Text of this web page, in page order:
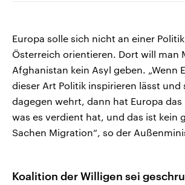
Europa solle sich nicht an einer
Österreich orientieren. Dort will man
Afghanistan kein Asyl geben. „Wenn
dieser Art Politik inspirieren lässt und
dagegen wehrt, dann hat Europa das
was es verdient hat, und das ist kein
Sachen Migration“, so der
Koalition der Willigen sei